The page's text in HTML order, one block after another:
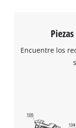
Encuentre los